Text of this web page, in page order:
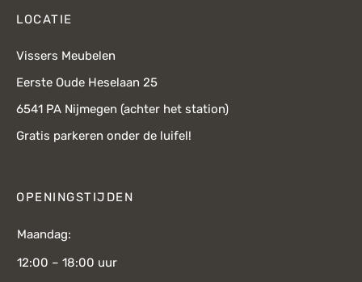
LOCATIE
Vissers Meubelen
Eerste Oude Heselaan 25
6541 PA Nijmegen (achter het station)
Gratis parkeren onder de luifel!
OPENINGSTIJDEN
Maandag:
12:00 – 18:00 uur